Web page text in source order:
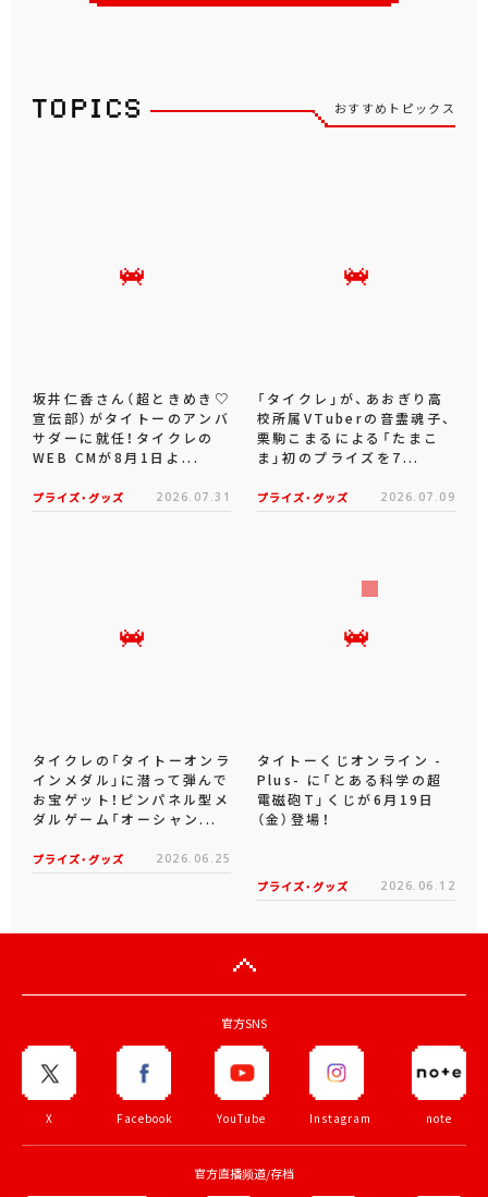
おすすめトピックス
坂井仁香さん（超ときめき♡
宣伝部）がタイトーのアンバ
サダーに就任！タイクレの
WEB CMが8月1日よ...
プライズ・グッズ 2026.07.31
「タイクレ」が、あおぎり高
校所属VTuberの音霊魂子、
栗駒こまるによる「たまこ
ま」初のプライズを7...
プライズ・グッズ 2026.07.09
タイクレの「タイトーオンラ
インメダル」に潜って弾んで
お宝ゲット！ピンパネル型メ
ダルゲーム「オーシャン...
プライズ・グッズ 2026.06.25
タイトーくじオンライン -
Plus- に「とある科学の超
電磁砲T」くじが6月19日
（金）登場！
プライズ・グッズ 2026.06.12
官方SNS
X Facebook YouTube Instagram note
官方直播频道/存档